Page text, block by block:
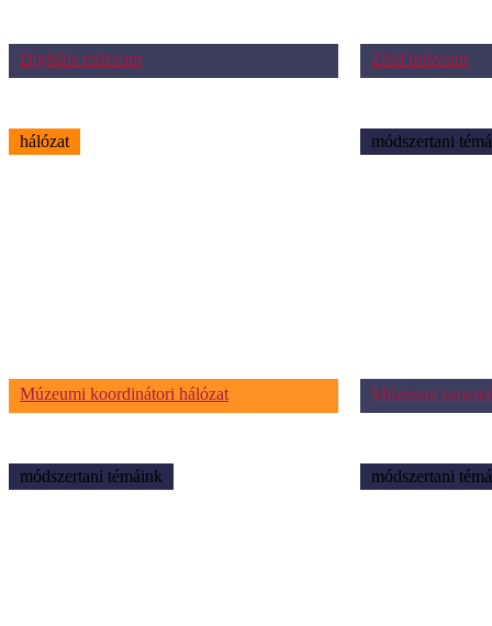
Digitális múzeum Zöld múzeum
hálózat
Múzeumi koordinátori hálózat
módszertani
Múzeumi
módszertani témáink módszertani